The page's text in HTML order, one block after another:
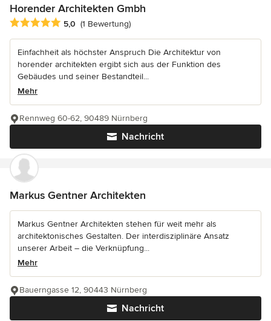
Horender Architekten Gmbh
Durchschnittliche Bewertung: 5 von 5 Sternen
5,0 (1 Bewertung)
Einfachheit als höchster Anspruch Die Architektur von
horender architekten ergibt sich aus der Funktion des
Gebäudes und seiner Bestandteil...
Mehr
Nachricht
Rennweg 60-62, 90489 Nürnberg
Markus Gentner Architekten
Markus Gentner Architekten stehen für weit mehr als
architektonisches Gestalten. Der interdisziplinäre Ansatz
unserer Arbeit – die Verknüpfung...
Mehr
Nachricht
Bauerngasse 12, 90443 Nürnberg